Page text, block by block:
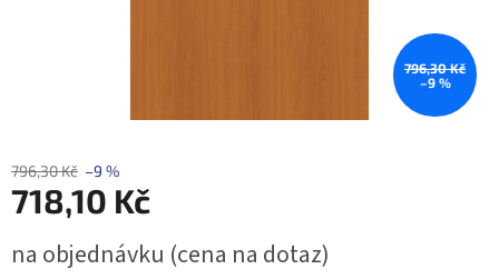
796,30 Kč
–9 %
796,30 Kč –9 %
718,10 Kč
cena:
na objednávku (cena na dotaz)